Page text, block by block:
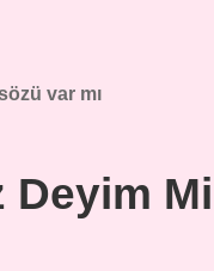
var mı
Deyim Mi